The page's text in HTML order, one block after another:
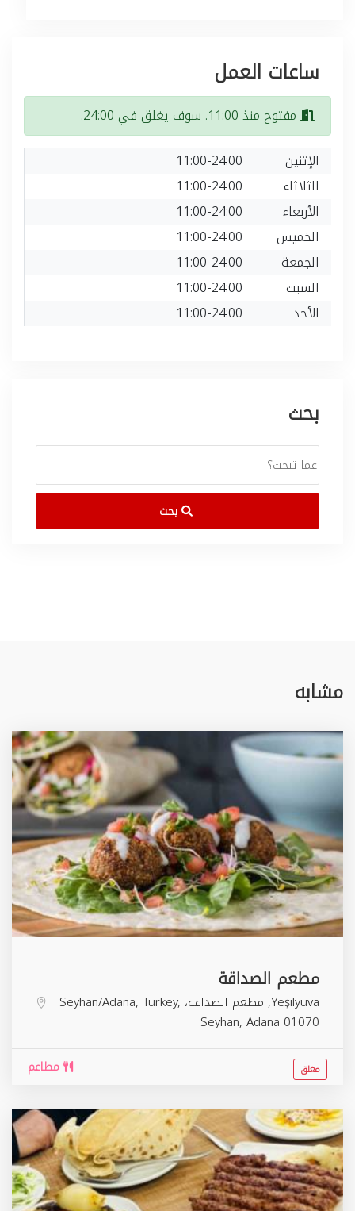
ساعات العمل
مفتوح منذ 11:00. سوف يغلق في 24:00.
الإثنين
11:00-24:00
الثلاثاء
11:00-24:00
الأربعاء
11:00-24:00
الخميس
11:00-24:00
الجمعة
11:00-24:00
السبت
11:00-24:00
الأحد
11:00-24:00
بحث
بحث
مشابه
مطعم الصداقة
Yeşilyuva, مطعم الصداقة، Seyhan/Adana, Turkey,
Seyhan, Adana 01070
مطاعم مغلق